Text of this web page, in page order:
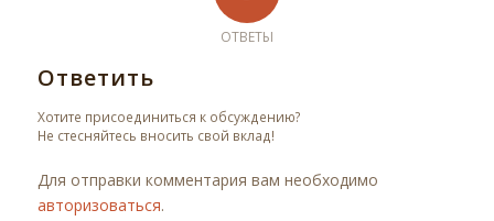
ОТВЕТЫ
Ответить
Хотите присоединиться к обсуждению?
Не стесняйтесь вносить свой вклад!
Для отправки комментария вам необходимо
авторизоваться.